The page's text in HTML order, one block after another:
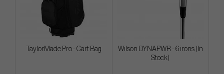
TaylorMade Pro - Cart Bag
Wilson DYNAPWR - 6 irons (In
Stock)